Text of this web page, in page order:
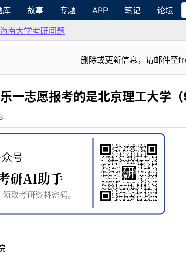
库 故事 专题 APP 笔记 论坛
海南大学考研问题
删除或更新信息，请邮件至
一志愿报考的是北京理工大学